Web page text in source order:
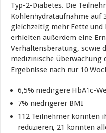
Typ-2-Diabetes. Die
Kohlenhydrataufnahme auf
gleichzeitig mehr Fette und
erhielten außerdem eine
Verhaltensberatung, sowie
medizinische Überwachung
Ergebnisse nach nur 10
6,5% niedirgere HbA1c-
7% niedrigerer BMI
112 Teilnehmer konnten
reduzieren, 21 konnten